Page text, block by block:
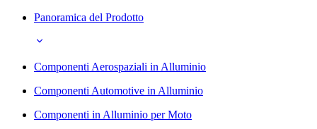
Panoramica del Prodotto
Componenti Aerospaziali in Alluminio
Componenti Automotive in Alluminio
Componenti in Alluminio per Moto